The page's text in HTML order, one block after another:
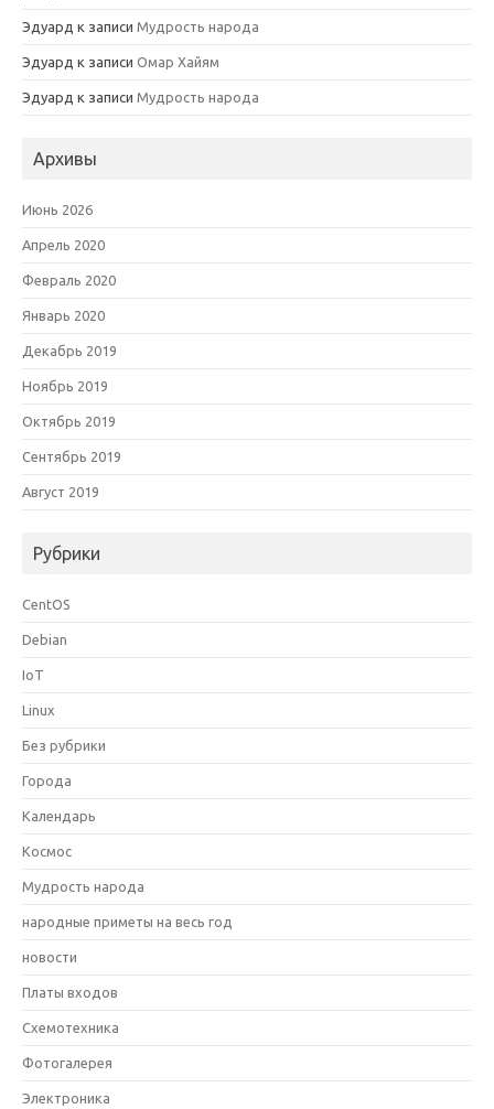
Эдуард к записи Мудрость народа
Эдуард к записи Омар Хайям
Эдуард к записи Мудрость народа
Архивы
Июнь 2026
Апрель 2020
Февраль 2020
Январь 2020
Декабрь 2019
Ноябрь 2019
Октябрь 2019
Сентябрь 2019
Август 2019
Рубрики
CentOS
Debian
IoT
Linux
Без рубрики
Города
Календарь
Космос
Мудрость народа
народные приметы на весь год
новости
Платы входов
Схемотехника
Фотогалерея
Электроника